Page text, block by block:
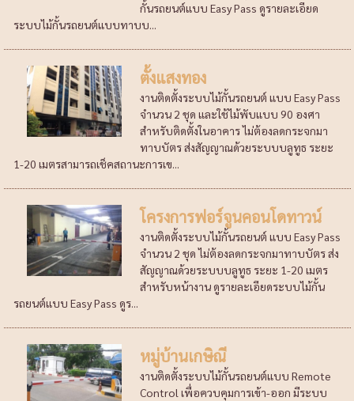
กั้นรถยนต์แบบ Easy Pass ดูรายละเอียด
ระบบไม้กั้นรถยนต์แบบทาบบ...
ตั้งแสงทอง
งานติดตั้งระบบไม้กั้นรถยนต์ แบบ Easy Pass
จำนวน 2 ชุด และใช้ไม้พับแบบ 90 องศา
สำหรับติดตั้งในอาคาร ไม่ต้องลดกระจกมา
ทาบบัตร ส่งสัญญาณด้วยระบบบลูทูธ ระยะ
1-20 เมตรสามารถเช็คสถานะการเข...
โครงการฟอร์จูนคอนโดทาวน์
งานติดตั้งระบบไม้กั้นรถยนต์ แบบ Easy Pass
จำนวน 2 ชุด ไม่ต้องลดกระจกมาทาบบัตร ส่ง
สัญญาณด้วยระบบบลูทูธ ระยะ 1-20 เมตร
สำหรับหน้างาน ดูรายละเอียดระบบไม้กั้น
รถยนต์แบบ Easy Pass ดูร...
หมู่บ้านเกษิณี
งานติดตั้งระบบไม้กั้นรถยนต์แบบ Remote
Control เพื่อควบคุมการเข้า-ออก มีระบบ